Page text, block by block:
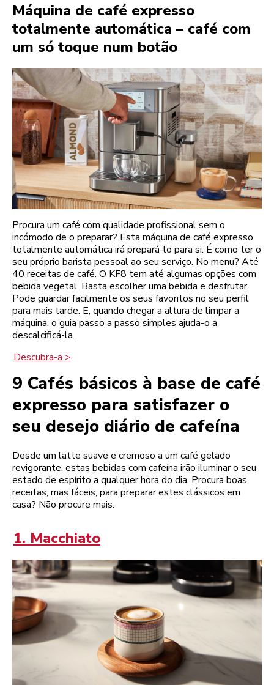
Máquina de café expresso
totalmente automática – café com
um só toque num botão
Procura um café com qualidade profissional sem o
incómodo de o preparar? Esta máquina de café expresso
totalmente automática irá prepará-lo para si. É como ter o
seu próprio barista pessoal ao seu serviço. No menu? Até
40 receitas de café. O KF8 tem até algumas opções com
bebida vegetal. Basta escolher uma bebida e desfrutar.
Pode guardar facilmente os seus favoritos no seu perfil
para mais tarde. E, quando chegar a altura de limpar a
máquina, o guia passo a passo simples ajuda-o a
descalcificá-la.
Descubra-a >
9 Cafés básicos à base de café
expresso para satisfazer o
seu desejo diário de cafeína
Desde um latte suave e cremoso a um café gelado
revigorante, estas bebidas com cafeína irão iluminar o seu
estado de espírito a qualquer hora do dia. Procura boas
receitas, mas fáceis, para preparar estes clássicos em
casa? Não procure mais.
1. Macchiato